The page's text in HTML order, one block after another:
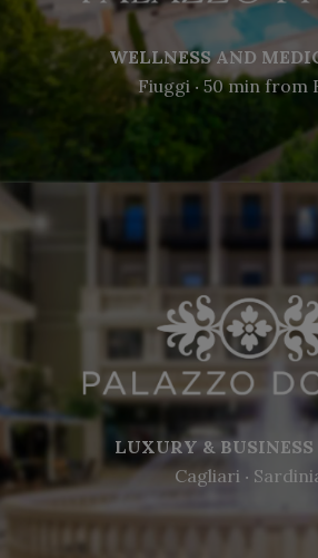
WELLNESS AND
Fiuggi ‧ 50 min from
LUXURY &
Cagliari ‧